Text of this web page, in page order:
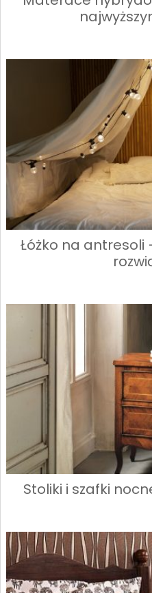
Łóżko na
Stoliki i szafki